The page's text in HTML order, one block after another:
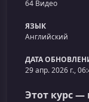
64 Видео
ЯЗЫК
Английский
ДАТА
29 апр. 2026 г.,
Этот курс